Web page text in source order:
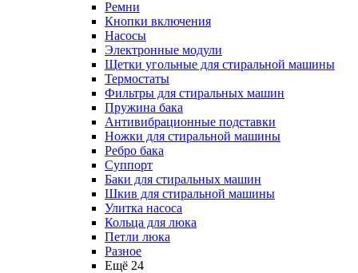
Ремни
Кнопки включения
Насосы
Электронные модули
Щетки угольные для стиральной машины
Термостаты
Фильтры для стиральных машин
Пружина бака
Антивибрационные подставки
Ножки для стиральной машины
Ребро бака
Суппорт
Баки для стиральных машин
Шкив для стиральной машины
Улитка насоса
Кольца для люка
Петли люка
Разное
Ещё 24